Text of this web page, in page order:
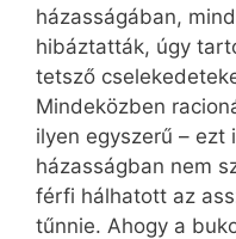
házasságában,
hibáztatták, úgy
tetsző
Mindeközben
ilyen egyszerű – ezt
házasságban nem
férfi hálhatott az
tűnnie. Ahogy a